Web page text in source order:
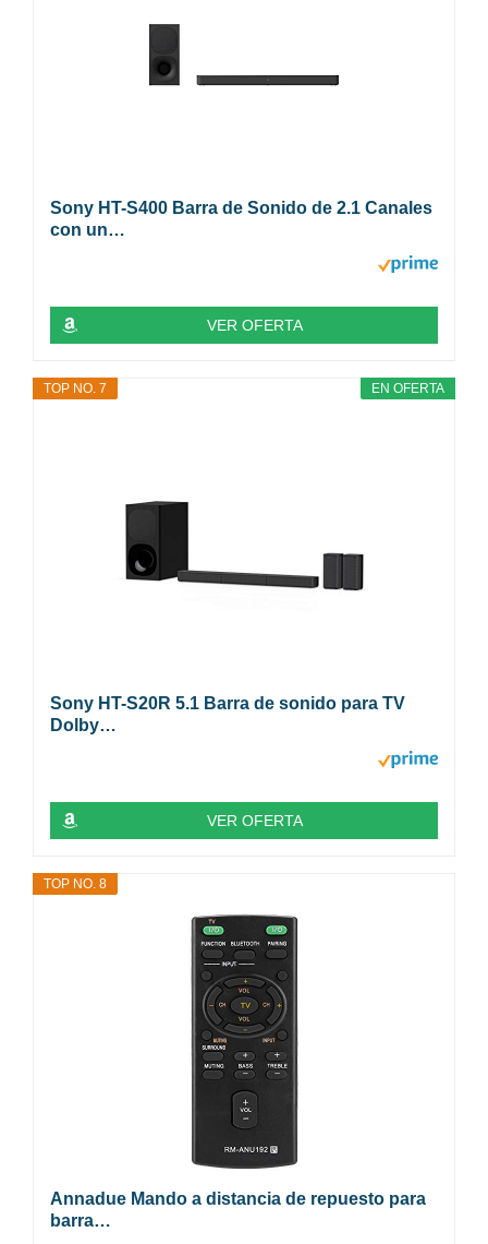
Sony HT-S400 Barra de Sonido de 2.1 Canales
con un…
VER OFERTA
EN OFERTA
TOP NO. 7
Sony HT-S20R 5.1 Barra de sonido para TV
Dolby…
VER OFERTA
TOP NO. 8
Annadue Mando a distancia de repuesto para
barra…